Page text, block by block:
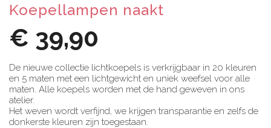
Koepellampen naakt
€ 39,90
De nieuwe collectie lichtkoepels is verkrijgbaar in 20 kleuren
en 5 maten met een lichtgewicht en uniek weefsel voor alle
maten. Alle koepels worden met de hand geweven in ons
atelier.
Het weven wordt verfijnd, we krijgen transparantie en zelfs de
donkerste kleuren zijn toegestaan.